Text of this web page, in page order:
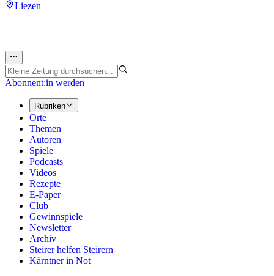
Liezen
Abonnent:in werden
Rubriken
Orte
Themen
Autoren
Spiele
Podcasts
Videos
Rezepte
E-Paper
Club
Gewinnspiele
Newsletter
Archiv
Steirer helfen Steirern
Kärntner in Not